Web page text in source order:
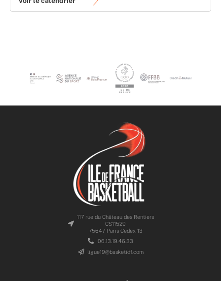
117 rue du Château des Rentiers
CS11529
75647 Paris Cedex 13
06.13.19.46.33
ligue19@basketidf.com